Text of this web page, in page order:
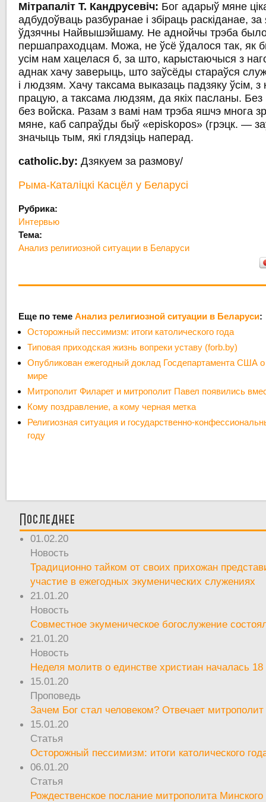
Мітрапаліт Т. Кандрусевіч: Бог адарыў мяне
адбудоўваць разбуранае і збіраць раскіданае, за
ўдзячны Найвышэйшаму. Не аднойчы трэба было
першапраходцам. Можа, не ўсё ўдалося так, як
усім нам хацелася б, за што, карыстаючыся з
аднак хачу заверыць, што заўсёды стараўся
і людзям. Хачу таксама выказаць падзяку ўсім, з
працую, а таксама людзям, да якіх пасланы.
без войска. Разам з вамі нам трэба яшчэ многа
мяне, каб сапраўды быў «episkopos» (грэцк. —
значыць тым, які глядзіць наперад.
catholic.by: Дзякуем за размову/
Рыма-Каталіцкі Касцёл у Беларусі
Рубрика:
Интервью
Тема:
Анализ религиозной ситуации в Беларуси
Еще по темеАнализ религиозной ситуации в Беларуси:
Осторожный пессимизм: итоги католического года
Типовая приходская жизнь вопреки уставу (forb.by)
Опубликован ежегодный доклад Госдепартамента США о
мире
Митрополит Филарет и митрополит Павел появились
Кому поздравление, а кому черная метка
Религиозная ситуация и государственно-
году
Последнее
01.02.20
Новость
Традиционно тайком от своих прихожан
участие в ежегодных экуменических служениях
21.01.20
Новость
Совместное экуменическое богослужение
21.01.20
Новость
Неделя молитв о единстве христиан началась 18
15.01.20
Проповедь
Зачем Бог стал человеком? Отвечает
15.01.20
Статья
Осторожный пессимизм: итоги католического
06.01.20
Статья
Рождественское послание митрополита Минского